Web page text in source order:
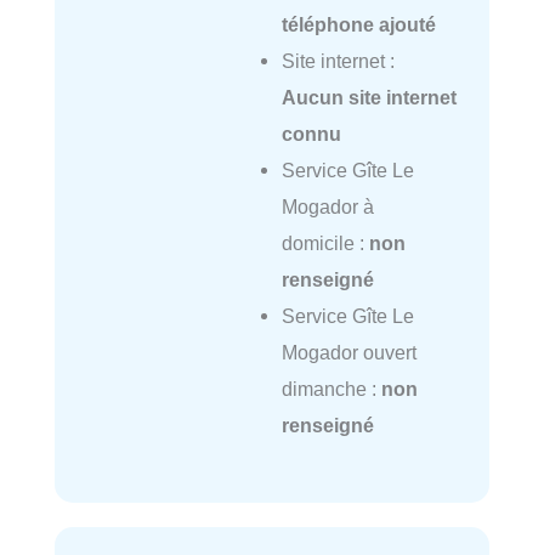
téléphone ajouté
Site internet :
Aucun site internet
connu
Service Gîte Le
Mogador à
domicile : non
renseigné
Service Gîte Le
Mogador ouvert
dimanche : non
renseigné